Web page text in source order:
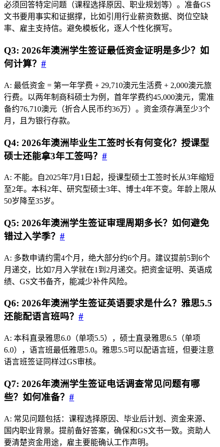
必须回答特定问题（课程选择原因、职业规划等）。准备GS
文书要用事实和证据撑，比如引用行业薪资数据、岗位空缺
率、雇主支持信。避免模板化，逐人个性化撰写。
Q3: 2026年澳洲学生签证最低资金证明是多少？如
何计算？ #
A: 最低资金 = 第一年学费 + 29,710澳元生活费 + 2,000澳元旅
行费。以两年制商科硕士为例，首年学费约45,000澳元，需准
备约76,710澳元（折合人民币约36万）。资金须存满至少3个
月，且为银行存款。
Q4: 2026年澳洲毕业生工签时长有何变化？授课型
硕士还能拿3年工签吗？ #
A: 不能。自2025年7月1日起，授课型硕士工签时长从3年缩短
至2年。本科2年、研究型硕士3年、博士4年不变。年龄上限从
50岁降至35岁。
Q5: 2026年澳洲学生签证审理周期多长？如何避免
错过入学季？ #
A: 多数申请约需4个月，绝大部分约6个月。建议提前5到6个
月递交，比如7月入学就在1到2月递交。把资金证明、英语成
绩、GS文书备齐，能减少补件风险。
Q6: 2026年澳洲学生签证英语要求是什么？雅思5.5
还能配语言班吗？ #
A: 本科直录雅思6.0（单项5.5），硕士直录雅思6.5（单项
6.0），语言班最低雅思5.0。雅思5.5可以配语言班，但要注意
语言班签证同样过GS审核。
Q7: 2026年澳洲学生签证电话调查常见问题有哪
些？如何准备？ #
A: 常见问题包括：课程选择原因、毕业后计划、资金来源、
国内职业背景。提前备好答案，确保和GS文书一致。资助人
要清楚资金用途，雇主要能确认工作声明。